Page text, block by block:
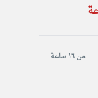
من ١٦ ساعة